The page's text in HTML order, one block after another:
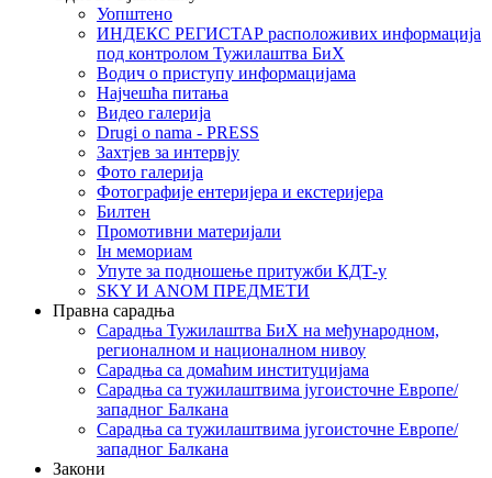
Уопштено
ИНДЕКС РЕГИСТАР расположивих информација
под контролом Тужилаштва БиХ
Водич о приступу информацијама
Најчешћа питања
Видео галерија
Drugi o nama - PRESS
Захтјев за интервју
Фото галерија
Фотографије ентеријера и екстеријера
Билтен
Промотивни материјали
Iн мемориам
Упуте за подношење притужби КДТ-у
SKY И ANOM ПРЕДМЕТИ
Правна сарадња
Сарадња Тужилаштва БиХ на међународном,
регионалном и националном нивоу
Сарадња са домаћим институцијама
Сарадња са тужилаштвима југоисточне Европе/
западног Балкана
Сарадња са тужилаштвима југоисточне Европе/
западног Балкана
Закони